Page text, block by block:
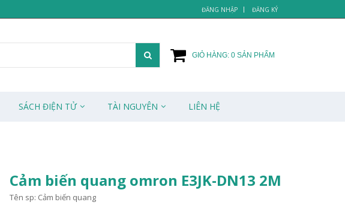
ĐĂNG NHẬP ĐĂNG KÝ
GIỎ HÀNG: 0 SẢN PHẨM
SÁCH ĐIỆN TỬ TÀI NGUYÊN LIÊN HỆ
Cảm biến quang omron E3JK-DN13 2M
Tên sp: Cảm biến quang